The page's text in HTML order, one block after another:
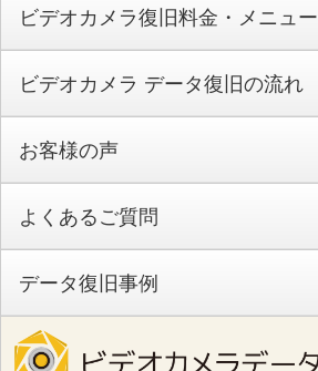
ビデオカメラ復旧料金・メニュー
ビデオカメラ データ復旧の流れ
お客様の声
よくあるご質問
データ復旧事例